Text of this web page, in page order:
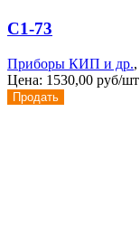
С1-73
Приборы КИП и др.,
Цена: 1530,00 руб/шт
Продать